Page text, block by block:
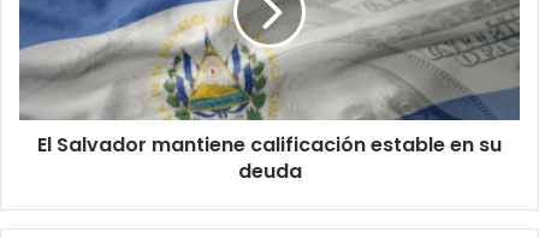
estable
en
su
deuda
El Salvador mantiene calificación estable en su
deuda